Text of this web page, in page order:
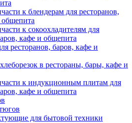
к блендерам для ресторанов,
общепита
к сокоохладителям для
кафе и общепита
ресторанов, баров, кафе и
в рестораны, бары, кафе и
к индукционным плитам для
кафе и общепита
для бытовой техники